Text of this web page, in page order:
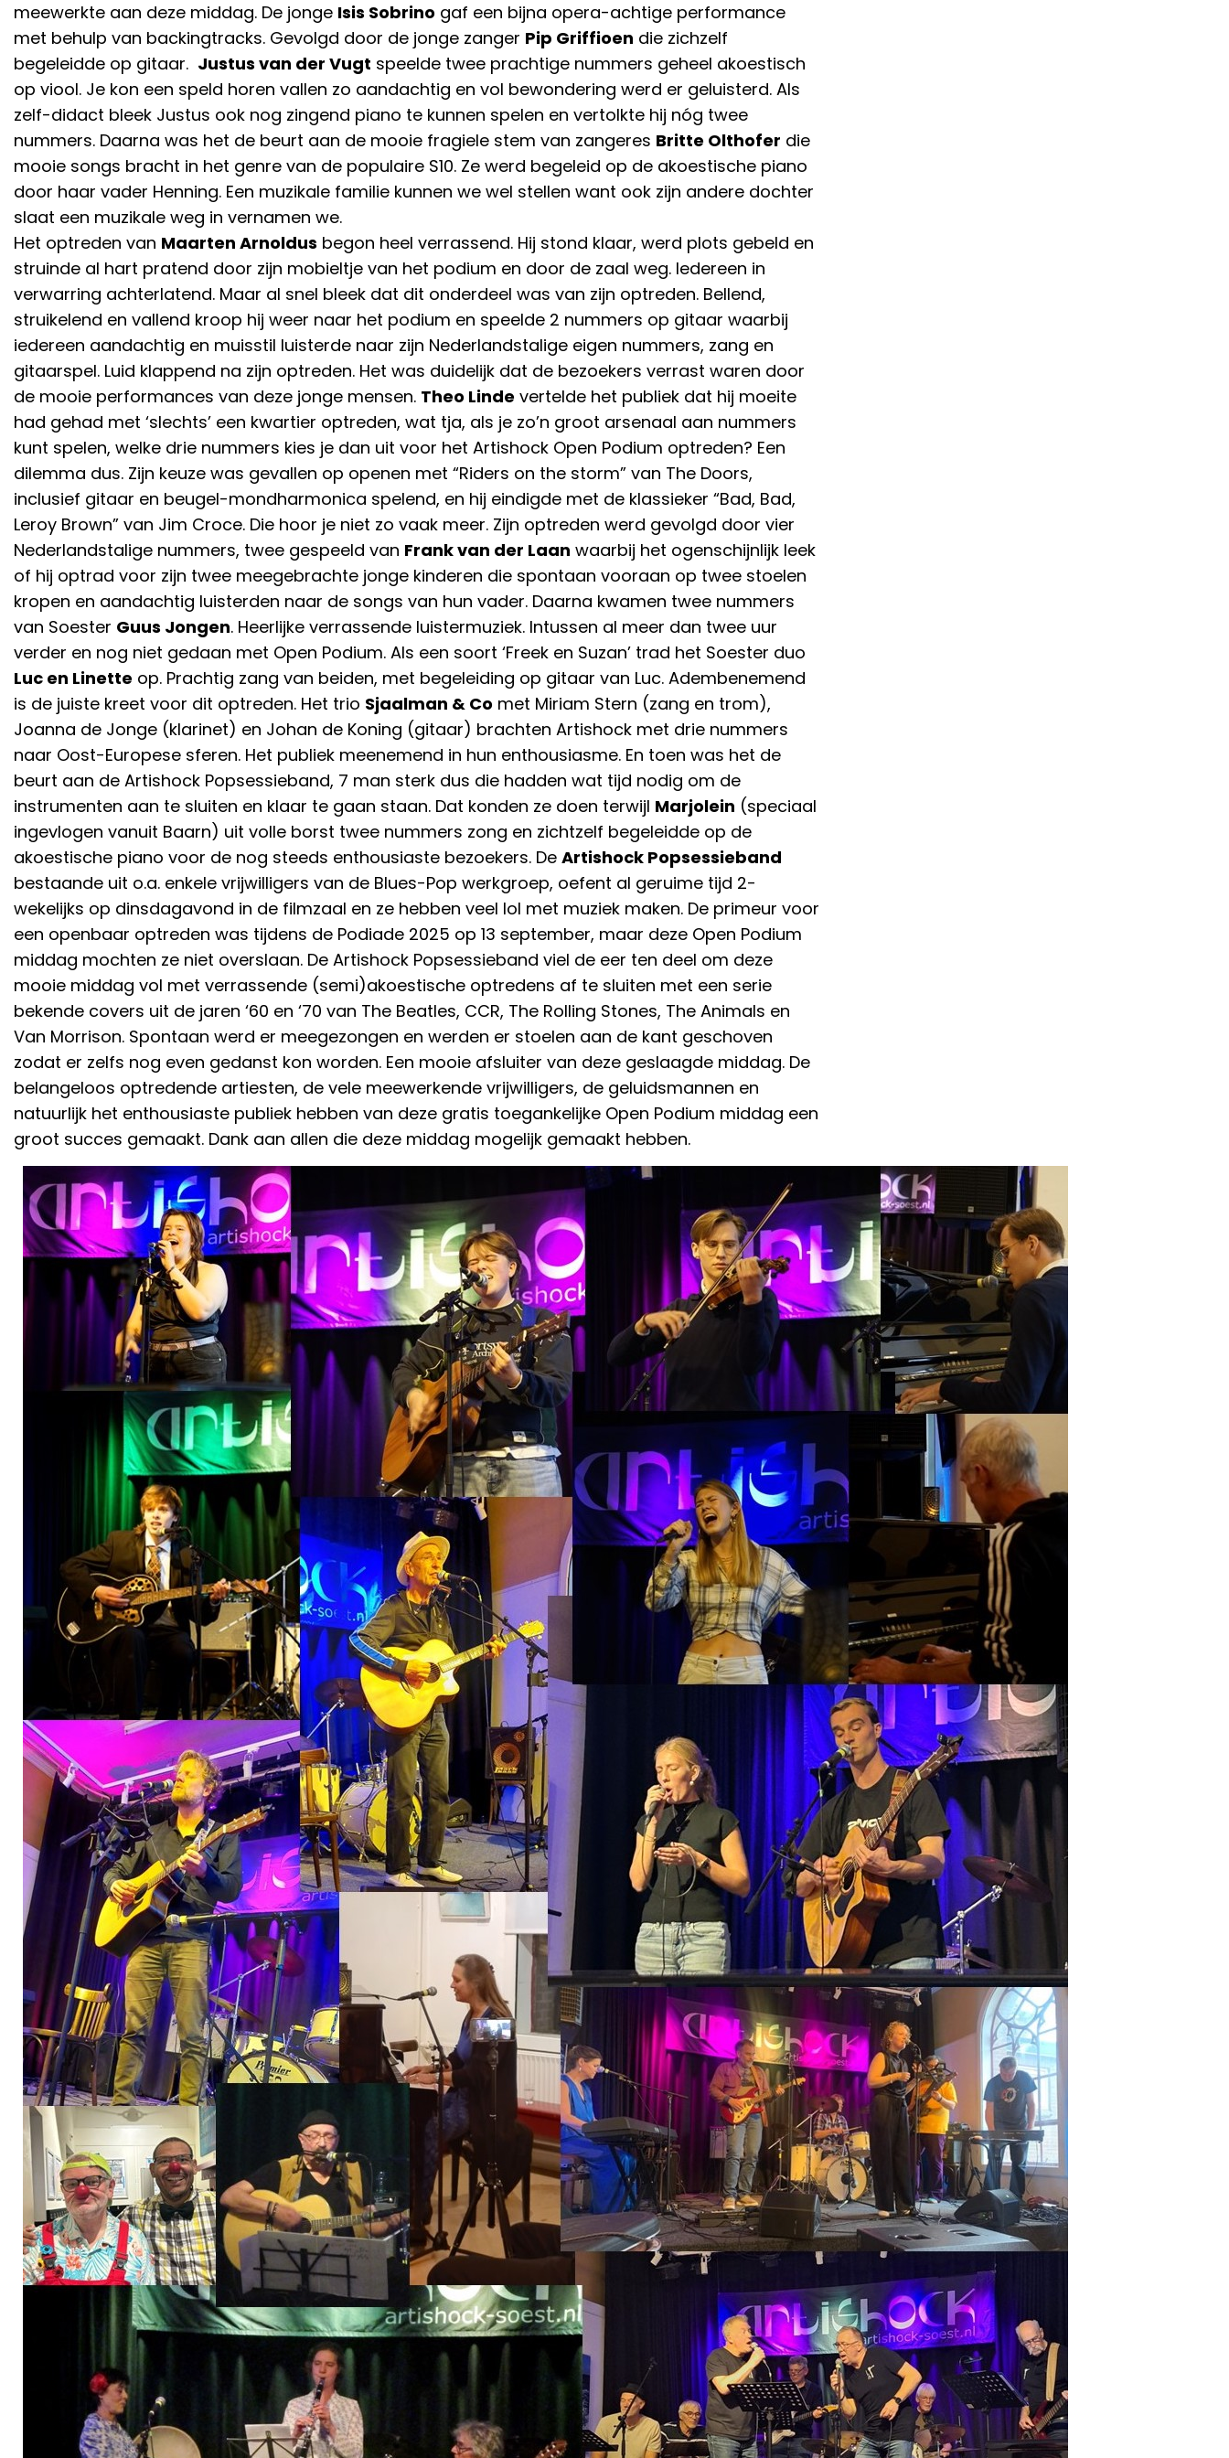
meewerkte aan deze middag. De jonge Isis Sobrino gaf een bijna opera-achtige performance
met behulp van backingtracks. Gevolgd door de jonge zanger Pip Griffioen die zichzelf
begeleidde op gitaar. Justus van der Vugt speelde twee prachtige nummers geheel akoestisch
op viool. Je kon een speld horen vallen zo aandachtig en vol bewondering werd er geluisterd. Als
zelf-didact bleek Justus ook nog zingend piano te kunnen spelen en vertolkte hij nóg twee
nummers. Daarna was het de beurt aan de mooie fragiele stem van zangeres Britte Olthofer die
mooie songs bracht in het genre van de populaire S10. Ze werd begeleid op de akoestische piano
door haar vader Henning. Een muzikale familie kunnen we wel stellen want ook zijn andere dochter
slaat een muzikale weg in vernamen we.
Het optreden van Maarten Arnoldus begon heel verrassend. Hij stond klaar, werd plots gebeld en
struinde al hart pratend door zijn mobieltje van het podium en door de zaal weg. Iedereen in
verwarring achterlatend. Maar al snel bleek dat dit onderdeel was van zijn optreden. Bellend,
struikelend en vallend kroop hij weer naar het podium en speelde 2 nummers op gitaar waarbij
iedereen aandachtig en muisstil luisterde naar zijn Nederlandstalige eigen nummers, zang en
gitaarspel. Luid klappend na zijn optreden. Het was duidelijk dat de bezoekers verrast waren door
de mooie performances van deze jonge mensen. Theo Linde vertelde het publiek dat hij moeite
had gehad met ‘slechts’ een kwartier optreden, wat tja, als je zo’n groot arsenaal aan nummers
kunt spelen, welke drie nummers kies je dan uit voor het Artishock Open Podium optreden? Een
dilemma dus. Zijn keuze was gevallen op openen met “Riders on the storm” van The Doors,
inclusief gitaar en beugel-mondharmonica spelend, en hij eindigde met de klassieker “Bad, Bad,
Leroy Brown” van Jim Croce. Die hoor je niet zo vaak meer. Zijn optreden werd gevolgd door vier
Nederlandstalige nummers, twee gespeeld van Frank van der Laan waarbij het ogenschijnlijk leek
of hij optrad voor zijn twee meegebrachte jonge kinderen die spontaan vooraan op twee stoelen
kropen en aandachtig luisterden naar de songs van hun vader. Daarna kwamen twee nummers
van Soester Guus Jongen. Heerlijke verrassende luistermuziek. Intussen al meer dan twee uur
verder en nog niet gedaan met Open Podium. Als een soort ‘Freek en Suzan’ trad het Soester duo
Luc en Linette op. Prachtig zang van beiden, met begeleiding op gitaar van Luc. Adembenemend
is de juiste kreet voor dit optreden. Het trio Sjaalman & Co met Miriam Stern (zang en trom),
Joanna de Jonge (klarinet) en Johan de Koning (gitaar) brachten Artishock met drie nummers
naar Oost-Europese sferen. Het publiek meenemend in hun enthousiasme. En toen was het de
beurt aan de Artishock Popsessieband, 7 man sterk dus die hadden wat tijd nodig om de
instrumenten aan te sluiten en klaar te gaan staan. Dat konden ze doen terwijl Marjolein (speciaal
ingevlogen vanuit Baarn) uit volle borst twee nummers zong en zichtzelf begeleidde op de
akoestische piano voor de nog steeds enthousiaste bezoekers. De Artishock Popsessieband
bestaande uit o.a. enkele vrijwilligers van de Blues-Pop werkgroep, oefent al geruime tijd 2-
wekelijks op dinsdagavond in de filmzaal en ze hebben veel lol met muziek maken. De primeur voor
een openbaar optreden was tijdens de Podiade 2025 op 13 september, maar deze Open Podium
middag mochten ze niet overslaan. De Artishock Popsessieband viel de eer ten deel om deze
mooie middag vol met verrassende (semi)akoestische optredens af te sluiten met een serie
bekende covers uit de jaren ‘60 en ‘70 van The Beatles, CCR, The Rolling Stones, The Animals en
Van Morrison. Spontaan werd er meegezongen en werden er stoelen aan de kant geschoven
zodat er zelfs nog even gedanst kon worden. Een mooie afsluiter van deze geslaagde middag. De
belangeloos optredende artiesten, de vele meewerkende vrijwilligers, de geluidsmannen en
natuurlijk het enthousiaste publiek hebben van deze gratis toegankelijke Open Podium middag een
groot succes gemaakt. Dank aan allen die deze middag mogelijk gemaakt hebben.